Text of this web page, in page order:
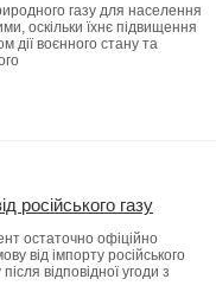
газу для населення
оскільки їхнє підвищення
дії воєнного стану та
російського газу
остаточно офіційно
від імпорту російського
відповідної угоди з